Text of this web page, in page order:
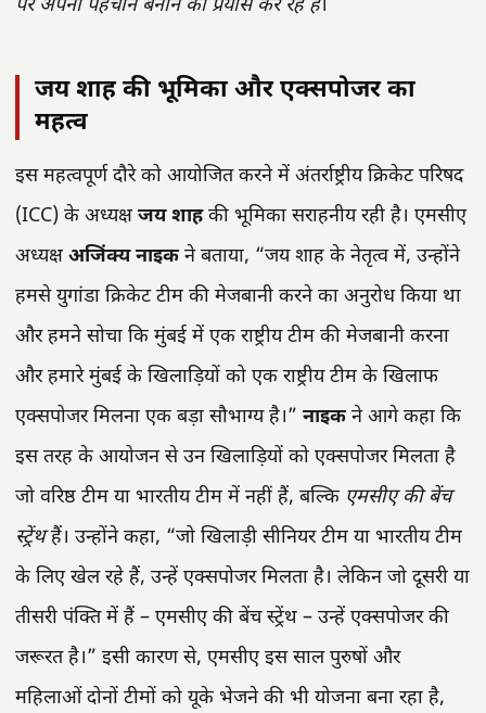
पर अपनी पहचान बनाने का प्रयास कर रहे हैं।
जय शाह की भूमिका और एक्सपोजर का
महत्व
इस महत्वपूर्ण दौरे को आयोजित करने में अंतर्राष्ट्रीय क्रिकेट परिषद
(ICC) के अध्यक्ष जय शाहकी भूमिका सराहनीय रही है। एमसीए
अध्यक्ष अजिंक्य नाइक ने बताया, “जय शाह के नेतृत्व में, उन्होंने
हमसे युगांडा क्रिकेट टीम की मेजबानी करने का अनुरोध किया था
और हमने सोचा कि मुंबई में एक राष्ट्रीय टीम की मेजबानी करना
और हमारे मुंबई के खिलाड़ियों को एक राष्ट्रीय टीम के खिलाफ
एक्सपोजर मिलना एक बड़ा सौभाग्य है।” नाइक ने आगे कहा कि
इस तरह के आयोजन से उन खिलाड़ियों को एक्सपोजर मिलता है
जो वरिष्ठ टीम या भारतीय टीम में नहीं हैं, बल्कि एमसीए की बेंच
स्ट्रेंथहैं। उन्होंने कहा, “जो खिलाड़ी सीनियर टीम या भारतीय टीम
के लिए खेल रहे हैं, उन्हें एक्सपोजर मिलता है। लेकिन जो दूसरी या
तीसरी पंक्ति में हैं – एमसीए की बेंच स्ट्रेंथ – उन्हें एक्सपोजर की
जरूरत है।” इसी कारण से, एमसीए इस साल पुरुषों और
महिलाओं दोनों टीमों को यूके भेजने की भी योजना बना रहा है,